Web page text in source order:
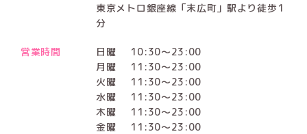
東京メトロ銀座線「末広町」駅より徒歩1
分
営業時間 日曜
10:30～23:00
月曜
11:30～23:00
火曜
11:30～23:00
水曜
11:30～23:00
木曜
11:30～23:00
金曜
11:30～23:00